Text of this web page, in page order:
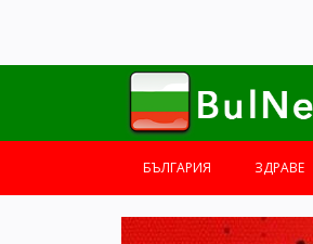
БЪЛГАРИЯ ЗДРАВЕ